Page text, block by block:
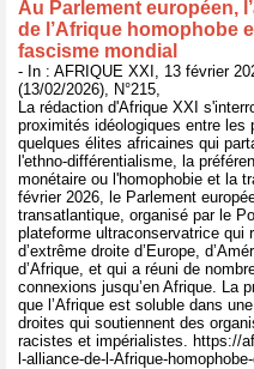
Au Parlement européen,
de l’Afrique homophobe
fascisme mondial
- In : AFRIQUE XXI, 13 février
(13/02/2026), N°215,
La rédaction d'Afrique XXI
proximités idéologiques entre les
quelques élites africaines qui
l'ethno-différentialisme, la
monétaire ou l'homophobie et la
février 2026, le Parlement
transatlantique, organisé par le
plateforme ultraconservatrice
d’extrême droite d’Europe,
d’Afrique, et qui a réuni de
connexions jusqu’en Afrique. La
que l’Afrique est soluble dans
droites qui soutiennent des
racistes et impérialistes. https://
l-alliance-de-l-Afrique-